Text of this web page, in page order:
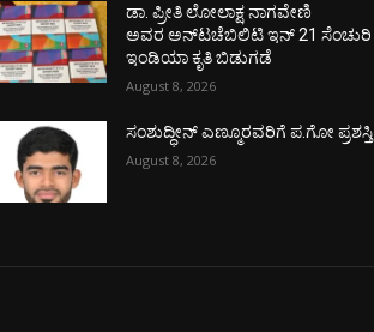
ಡಾ. ಪ್ರೀತಿ ಲೋಲಾಕ್ಷ ನಾಗವೇಣಿ
ಅವರ ಅನ್‌ಟಚೆಬಿಲಿಟಿ ಇನ್ 21 ಸೆಂಚುರಿ
ಇಂಡಿಯಾ ಕೃತಿ ಬಿಡುಗಡೆ
August 8, 2026
ಸಂಶುದ್ಧೀನ್ ಎಣ್ಮೂರವರಿಗೆ ಪ.ಗೋ ಪ್ರಶಸ್ತಿ
August 8, 2026